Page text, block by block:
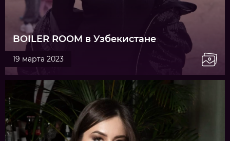
BOILER ROOM в Узбекистане
19 марта 2023